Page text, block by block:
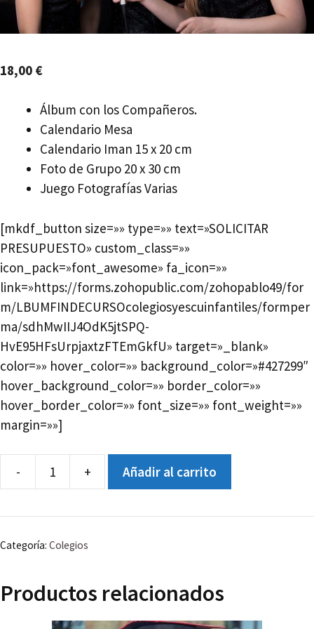
18,00 €
Álbum con los Compañeros.
Calendario Mesa
Calendario Iman 15 x 20 cm
Foto de Grupo 20 x 30 cm
Juego Fotografías Varias
[mkdf_button size=»» type=»» text=»SOLICITAR
PRESUPUESTO» custom_class=»»
icon_pack=»font_awesome» fa_icon=»»
link=»https://forms.zohopublic.com/zohopablo49/for
m/LBUMFINDECURSOcolegiosyescuinfantiles/formper
ma/sdhMwIIJ4OdK5jtSPQ-
HvE95HFsUrpjaxtzFTEmGkfU» target=»_blank»
color=»» hover_color=»» background_color=»#427299″
hover_background_color=»» border_color=»»
hover_border_color=»» font_size=»» font_weight=»»
margin=»»]
-
Navidad
Secundaria
+ Añadir al carrito
Categoría: Colegios
Productos relacionados